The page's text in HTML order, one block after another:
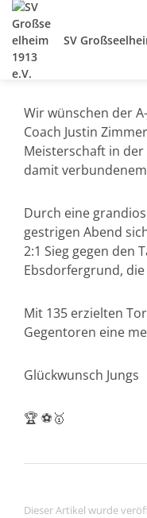
SV
Wir wünschen der
Coach Justin
Meisterschaft in der
damit
Durch eine
gestrigen Abend
2:1 Sieg gegen den
Ebsdorfergrund,
Mit 135 erzielten
Gegentoren eine
Glückwunsch Jungs
🏆 ⚽️🥇
Dieser Artikel wurde